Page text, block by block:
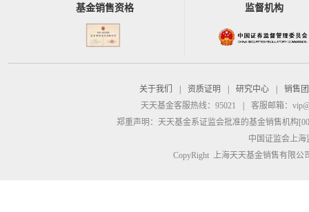
基金销售资格 监督机构
关于我们 资质证明 研究中心
销售
天天基金客服热线：95021
客服邮箱：
郑重声明： 天天基金系证监会批准的基金销售机构
中国证监会上
CopyRight 上海天天基金销售有限